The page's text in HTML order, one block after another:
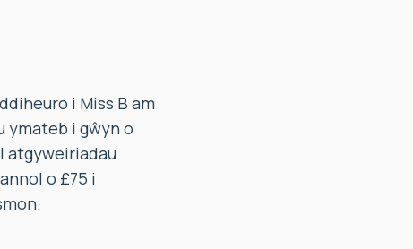
i Miss B am
ymateb i gŵyn o
atgyweiriadau
o £75 i